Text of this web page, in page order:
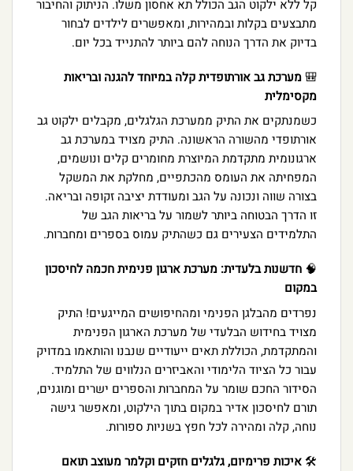
קל ללא ילקוט הגב הכולל תא אחסון משלו. הניתוק והחיבור
מתבצעים בקלות ובמהירות, ומאפשרים לילדים לבחור
בדיוק את הדרך הנוחה להם ביותר להתנייד בכל יום.
🎒 מערכת גב אורתופדית קלה במיוחד להגנה ובריאות
מקסימלית
כשמנתקים את התיק ממערכת הגלגלים, מקבלים ילקוט גב
אורתופדי מהשורה הראשונה. התיק מצויד במערכת גב
ארגונומית מתקדמת המיוצרת מחומרים קלים ונושמים,
המפחיתה את העומס מהכתפיים, מחלקת את המשקל
בצורה שווה ונכונה על הגב ומעודדת יציבה זקופה ובריאה.
זו הדרך הבטוחה ביותר לשמור על בריאות הגב של
התלמידים הצעירים גם כשהתיק עמוס בספרים ומחברות.
🧠 חדשנות בלעדית: מערכת ארגון פנימית חכמה לחיסכון
במקום
נפרדים מהבלגן הפנימי ומהחיפושים המייגעים! התיק
מצויד בחידוש הבלעדי של מערכת הארגון הפנימית
והמתקדמת, הכוללת תאים ייעודיים שנבנו והותאמו במדויק
עבור כל הציוד הלימודי והאביזרים הנלווים של התלמיד.
הסידור החכם שומר על המחברות והספרים ישרים ומוגנים,
תורם לחיסכון אדיר במקום בתוך הילקוט, ומאפשר גישה
נוחה, קלה ומהירה לכל חפץ בשניות ספורות.
🛠️איכות פרימיום, גלגלים חזקים וקלמר מעוצב תואם